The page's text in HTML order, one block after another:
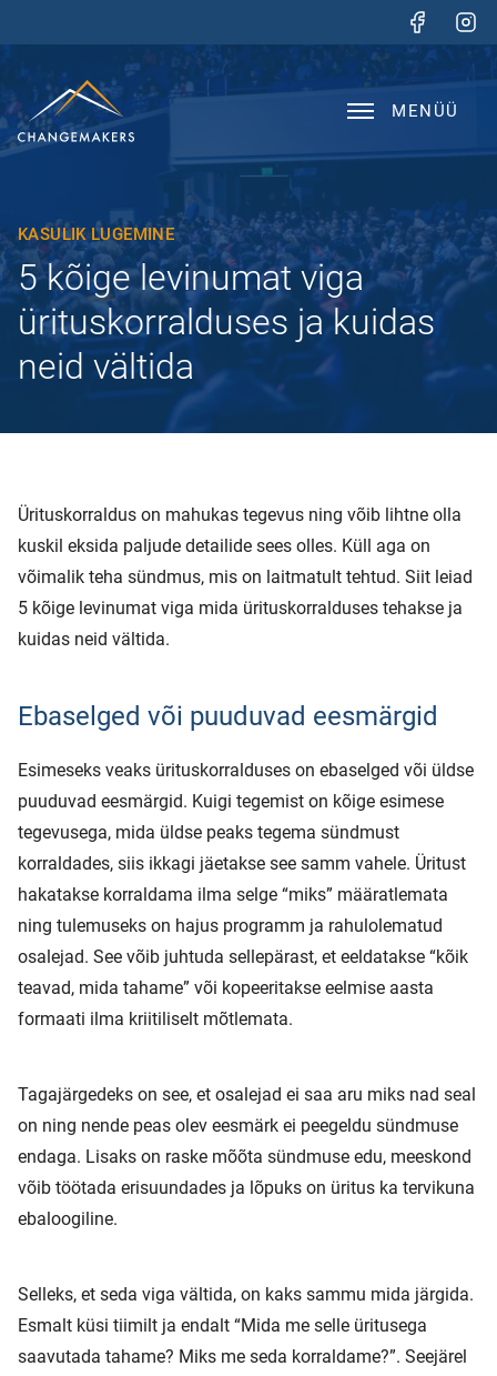
MENÜÜ
KASULIK LUGEMINE
5 kõige levinumat viga
ürituskorralduses ja kuidas
neid vältida
Ürituskorraldus on mahukas tegevus ning võib lihtne olla
kuskil eksida paljude detailide sees olles. Küll aga on
võimalik teha sündmus, mis on laitmatult tehtud. Siit leiad
5 kõige levinumat viga mida ürituskorralduses tehakse ja
kuidas neid vältida.
Ebaselged või puuduvad eesmärgid
Esimeseks veaks ürituskorralduses on ebaselged või üldse
puuduvad eesmärgid. Kuigi tegemist on kõige esimese
tegevusega, mida üldse peaks tegema sündmust
korraldades, siis ikkagi jäetakse see samm vahele. Üritust
hakatakse korraldama ilma selge “miks” määratlemata
ning tulemuseks on hajus programm ja rahulolematud
osalejad. See võib juhtuda sellepärast, et eeldatakse “kõik
teavad, mida tahame” või kopeeritakse eelmise aasta
formaati ilma kriitiliselt mõtlemata.
Tagajärgedeks on see, et osalejad ei saa aru miks nad seal
on ning nende peas olev eesmärk ei peegeldu sündmuse
endaga. Lisaks on raske mõõta sündmuse edu, meeskond
võib töötada erisuundades ja lõpuks on üritus ka tervikuna
ebaloogiline.
Selleks, et seda viga vältida, on kaks sammu mida järgida.
Esmalt küsi tiimilt ja endalt “Mida me selle üritusega
saavutada tahame? Miks me seda korraldame?”. Seejärel